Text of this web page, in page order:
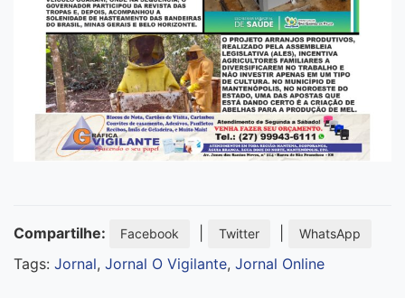
Compartilhe: Facebook Twitter WhatsApp
Tags: Jornal, Jornal O Vigilante, Jornal Online